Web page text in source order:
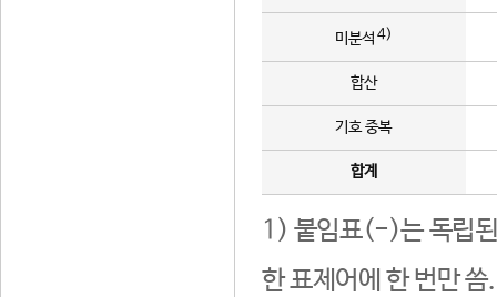
미분석 4)
합산
기호 중복
합계
1) 붙임표(-)는 독립된
한 표제어에 한 번만